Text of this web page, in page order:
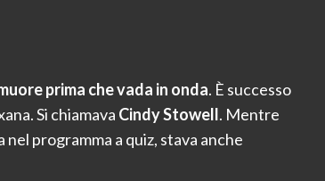
prima che vada in onda. È successo
Si chiamava Cindy Stowell. Mentre
programma a quiz, stava anche